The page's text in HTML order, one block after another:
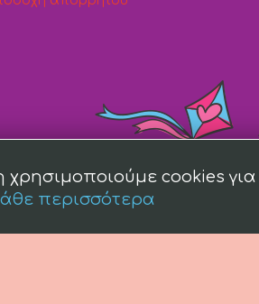
χρησιμοποιούμε cookies
περισσότερα